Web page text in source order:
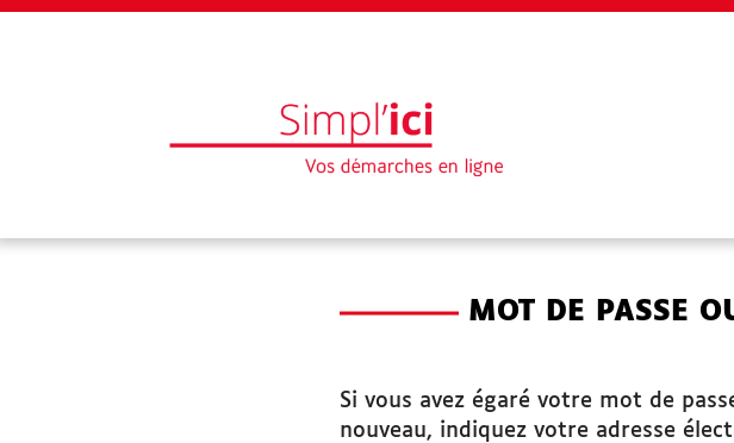
EN 1 CLIC
Mes demandes
SITES
MOT DE PASSE
Si vous avez égaré votre mot de
nouveau, indiquez votre adresse